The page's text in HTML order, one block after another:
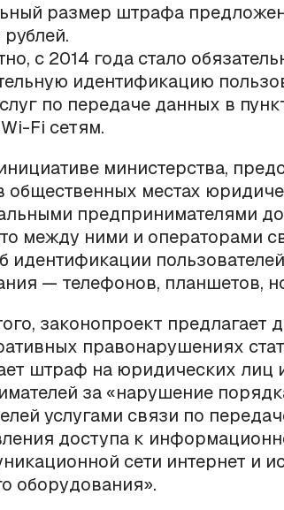
размер штрафа
с 2014 года стало
идентификацию
по передаче данных в
Fi сетям.
министерства,
общественных местах
предпринимателями
между ними и операторами
идентификации
— телефонов, планшетов,
законопроект предлагает
правонарушениях
штраф на юридических лиц
за «нарушение
услугами связи по
доступа к
сети интернет и
оборудования».